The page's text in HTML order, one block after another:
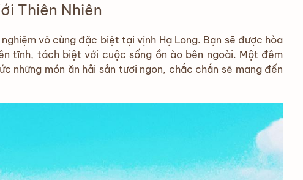
Thiên Nhiên
vô cùng đặc biệt tại vịnh Hạ Long. Bạn sẽ được hòa
tĩnh, tách biệt với cuộc sống ồn ào bên ngoài. Một đêm
những món ăn hải sản tươi ngon, chắc chắn sẽ mang đến